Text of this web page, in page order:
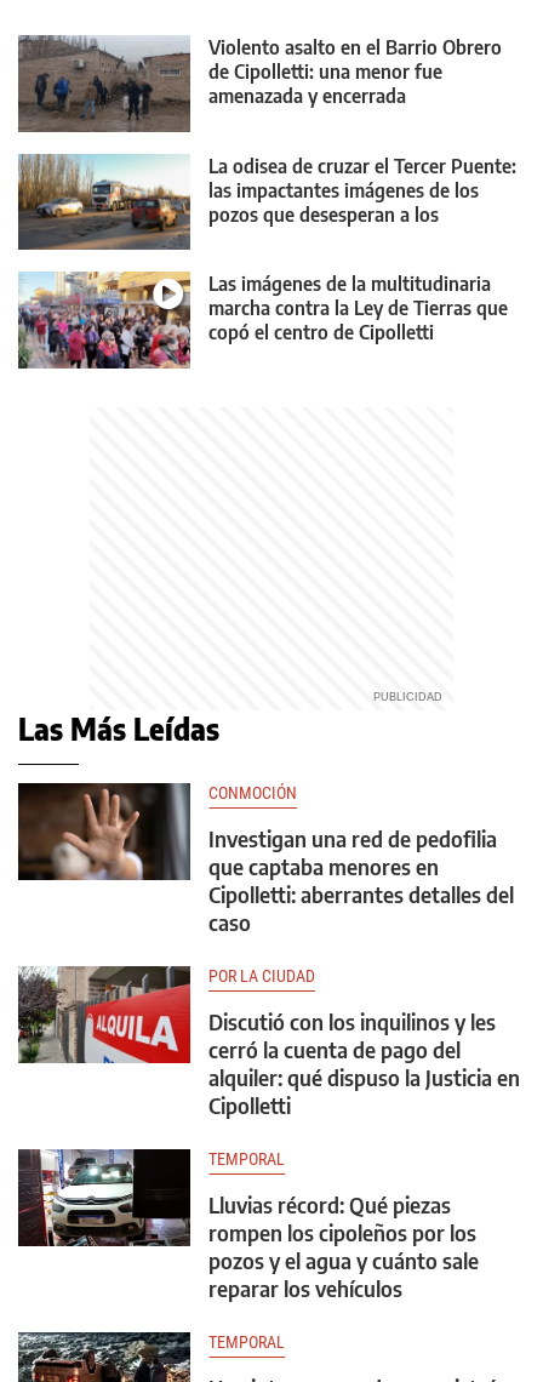
Violento asalto en el Barrio Obrero
de Cipolletti: una menor fue
amenazada y encerrada
La odisea de cruzar el Tercer Puente:
las impactantes imágenes de los
pozos que desesperan a los
Las imágenes de la multitudinaria
marcha contra la Ley de Tierras que
copó el centro de Cipolletti
Las Más Leídas
CONMOCIÓN
Investigan una red de pedofilia
que captaba menores en
Cipolletti: aberrantes detalles del
caso
POR LA CIUDAD
Discutió con los inquilinos y les
cerró la cuenta de pago del
alquiler: qué dispuso la Justicia en
Cipolletti
TEMPORAL
Lluvias récord: Qué piezas
rompen los cipoleños por los
pozos y el agua y cuánto sale
reparar los vehículos
TEMPORAL